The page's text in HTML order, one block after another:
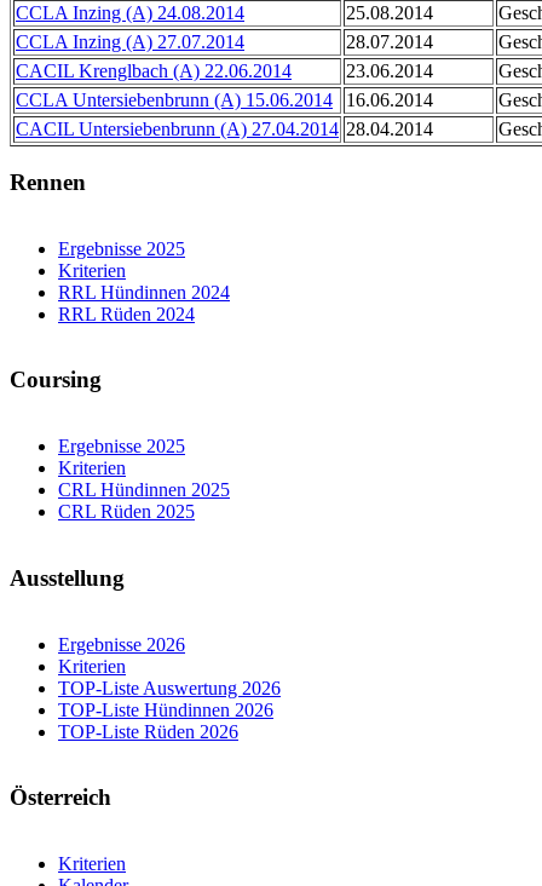
CCLA Inzing (A) 24.08.2014
25.08.2014
CCLA Inzing (A) 27.07.2014
28.07.2014
CACIL Krenglbach (A) 22.06.2014
23.06.2014
CCLA Untersiebenbrunn (A) 15.06.2014
16.06.2014
CACIL Untersiebenbrunn (A) 27.04.2014 28.04.2014
Rennen
Ergebnisse 2025
Kriterien
RRL Hündinnen 2024
RRL Rüden 2024
Coursing
Ergebnisse 2025
Kriterien
CRL Hündinnen 2025
CRL Rüden 2025
Ausstellung
Ergebnisse 2026
Kriterien
TOP-Liste Auswertung 2026
TOP-Liste Hündinnen 2026
TOP-Liste Rüden 2026
Österreich
Kriterien